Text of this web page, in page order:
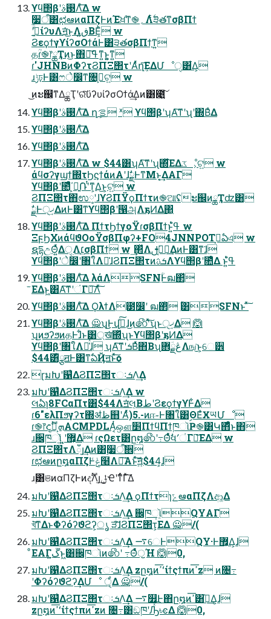
ϒϥ΢βʹ࢓ࣄΛͤ͞Δ w
࣮૷ऀ͸ಛఆͷαΠζͰͷΈਖ਼֬ͳ֎؍Λ࣋ͭ੩తͳσβΠϯ
ʹج͍ͮͯίʔυΛॻ͘͜ͱΛڧ͍ΒΕ͕ͪ w
ϨεϙϯγϒίʔσΟϯάͰ͸੩తσβΠϯ͕ͳ͍
தؒɾ֎෦ྖҬͷ͜ͱ΋ߟྀ͠ͳ͍ͱ͍͚ͳ͍
ɾ'JHNBͷΦʔτϨΠΞ΢τʹΑͬͯղܾ͞ΕΔՄೳੑ͸͋Δ͕
ɹݱঢ়Ͱ͸ෆे෼ͳ৔߹͕ଟ͍ w
͜ͷະ஌ͳΔྖҬʹରͯ͠ϋʔυίʔσΟϯά͢Δͷ͸೉͍͠
ϒϥ΢βʹ࢓ࣄΛͤ͞Δ ղܾࡦ ˣ ϒϥ΢βʹʮΑ͠ͳʹʯʹ΍ΒͤΔ
ϒϥ΢βʹ࢓ࣄΛͤ͞Δ
ϒϥ΢βʹ࢓ࣄΛͤ͞Δ
ϒϥ΢βʹ࢓ࣄΛͤ͞Δ w $44͸ʮΑ͠ͳʹʯ΍ͬͯ͘ΕΔػೳ͕ଟ͍ w
άϥσʔγϣϯ΍τϦϛϯάͷΑ͏ʹɺࣗྗͰͳΜͱ͔͢ΔΑΓ
ϒϥ΢βʹ೚ͤͨ΄͏͕ྑ͍݁Ռʹͭͳ͕Δ͜ͱ͕ଟ͍ w
ϨΠΞ΢τ΋ಉ༷ʹɺϒϨΠΫϙΠϯτͷ֎ଆʢະ஌ͷྖҬʣ͸
ࣗྗͰ੍ޚ͢ΔͷͰ͸ͳ͘ϒϥ΢βʹ൑அΛҕͶΔ΂͖
ϒϥ΢βʹ࢓ࣄΛͤ͞Δ ΠϯτϦϯγοΫɾσβΠϯͱ͍͏ߟ͑ํ w
ΞϝϦΧͷάϥϑΟοΫσβΠφʔ+FO4JNNPOTࢯ͕ఏএ w
ຊདྷඋΘ͍ͬͯΔੑ࣭Λ׆͔͢σβΠϯ w ͢΂ͯΛࡉ͔͘ࢦఆ͢ΔͷͰ͸ͳ͘ɺ
ϒϥ΢βʹे෼ʹ৘ใΛ༩͑ɺϨΠΞ΢τͷܭࢉΛϒϥ΢βʹ೚ͤΔ ͱ͍͏ߟ͑ํ
ϒϥ΢βʹ࢓ࣄΛͤ͞Δ λάΛSFNִؒͰฒ΂ͯ
ᷓΕΔͱ͖͸Α͠ͳʹંΓฦ͠Λͯ͠
ϒϥ΢βʹ࢓ࣄΛͤ͞Δ ϘλϯΛ౳෼ʹ ฒ΂ͭͭ ִؒ͸SFNͱ ͯ͠
ϒϥ΢βʹ࢓ࣄΛͤ͞Δ 🙅ʮ͜͜Ͱվߦͯ͠ɺ͜ͷ෯ʹͯ͠ʯͱ੍ޚ͢Δ 🙆
ʮ͜ͷϧʔϧͷதͰɺ͋ͱ͸্ख͘΍ͬͯʯͱϒϥ΢βʹҕͶΔ
ϒϥ΢βʹ৘ใΛ༩͑ͯɺ ʮΑ͠ͳʹܭΒͬͯ΋Β͏ʯڠྗؔ܎Λங͘͜ͱ͕େ੾
$44͸໋ྩॻͰ͸ͳ͘ఏҊॻͱͯ͠ѻ͏
ɽมԽʹ଱͑ΔϨΠΞ΢τઃܭΛ͢Δ
มԽʹ଱͑ΔϨΠΞ΢τઃܭΛ͢Δ w
લఏɿ8FCαΠτ͸$44Λॻ͘લ͔ΒطʹϨεϙϯγϒͰ͋Δ
ɾ6"ελΠϧγʔτ΍ॳظ஋ʹΑͬͯ)5.-ͷஈ֊Ͱ৘ใ͸ࣦΘΕͣӾཡՄೳ
ɾ֎෦දࣔܗ͕ࣜACMPDLA͔ͭஔ׵ΠϯϥΠϯཁૉҎ֎͸Կ΋ͤͣͱ΋
ɹ਌ཁૉ͍ͬͺ͍ʹ޿͕Δ ɾςΩετ͸ը໘෯ʹ߹ΘͤͯࣗવʹંΓฦ͞ΕΔ w
ϨΠΞ΢τΛഁյ͢Δͷ͸࣮૷ऀࣗ਎
ɾಛఆͷը໘αΠζͰݟͨ໨Λྑ͘͠Α͏ͱͯ͠ॻ͍ͨ$44͕ɺ
ɹ࣮͸ଞͷαΠζͰͷදࣔΛյ͢ݪҼʹͳͬͨΓͯ͠Δ
มԽʹ଱͑ΔϨΠΞ΢τઃܭΛ͢Δ ϙΠϯτɿݻఆαΠζΛආ͚Δ
มԽʹ଱͑ΔϨΠΞ΢τઃܭΛ͢Δ ਌ཁૉ͕QYΑΓ
খ͘͞ͳΔͱΦʔόʔϑϩʔ͕ൃ ੜ͠ɺϨΠΞ΢τ่͕ΕΔ 🙅/(
มԽʹ଱͑ΔϨΠΞ΢τઃܭΛ͢Δ ࠷େͰQY·Ͱ޿͕Δ͕ɺ
ͦΕΑΓڱ͍ͱ͖͸਌ཁૉͷ෯ʹ ߹ΘͤͯॖΉ 🙆0,
มԽʹ଱͑ΔϨΠΞ΢τઃܭΛ͢Δ zը໘ͷߴ͞ʻίϯςϯπͷߴ͞z ͷ৔߹
ʹΦʔόʔϑϩʔ͢ΔՄೳ ੑ͕͋Δ 🙅/(
มԽʹ଱͑ΔϨΠΞ΢τઃܭΛ͢Δ ࠷௿Ͱ΋ը໘ͷߴ͞͸֬อ͢Δ͕ɺ
zը໘ͷߴ͞ʻίϯςϯπͷߴ͞zͷ ৔߹͸ඞཁʹԠͯ͡৳ͼΔ 🙆0,